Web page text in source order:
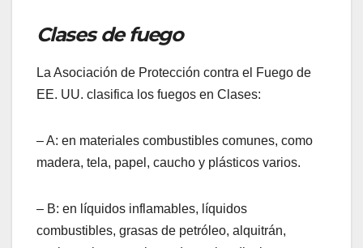
Clases de fuego
La Asociación de Protección contra el Fuego de
EE. UU. clasifica los fuegos en Clases:
– A: en materiales combustibles comunes, como
madera, tela, papel, caucho y plásticos varios.
– B: en líquidos inflamables, líquidos
combustibles, grasas de petróleo, alquitrán,